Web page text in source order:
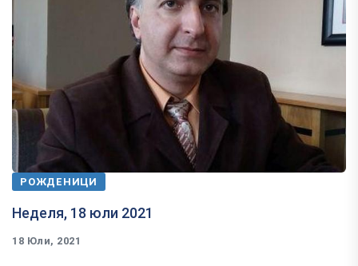
РОЖДЕНИЦИ
Неделя, 18 юли 2021
18 Юли, 2021